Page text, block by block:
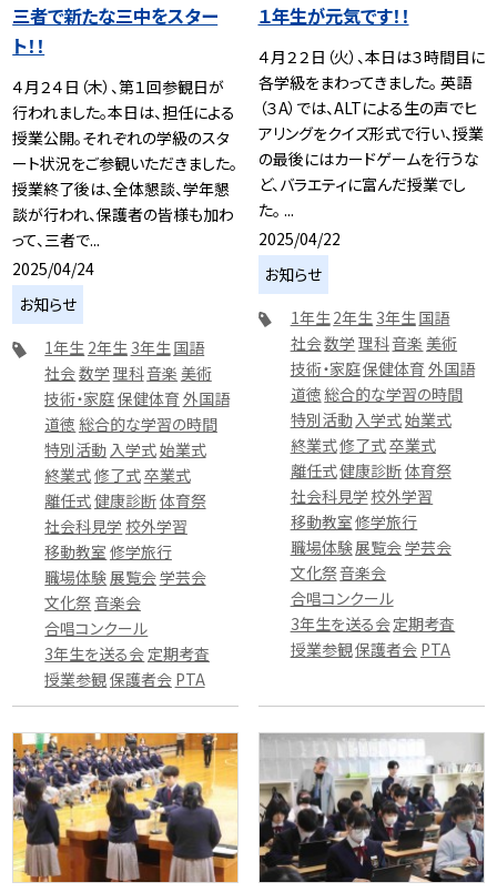
三者で新たな三中をスター
ト！！
４月２４日（木）、第１回参観日が
行われました。本日は、担任による
授業公開。それぞれの学級のスタ
ート状況をご参観いただきました。
授業終了後は、全体懇談、学年懇
談が行われ、保護者の皆様も加わ
って、三者で...
2025/04/24
お知らせ
1年生 2年生 3年生 国語
社会数学 理科音楽 美術
技術・家庭保健体育 外国語
道徳 総合的な学習の時間
特別活動 入学式始業式
終業式修了式卒業式
離任式健康診断体育祭
社会科見学 校外学習
移動教室 修学旅行
職場体験 展覧会学芸会
文化祭音楽会
合唱コンクール
3年生を送る会 定期考査
授業参観保護者会 PTA
１年生が元気です！！
４月２２日（火）、本日は３時間目に
各学級をまわってきました。 英語
（３A）では、ALTによる生の声でヒ
アリングをクイズ形式で行い、授業
の最後にはカードゲームを行うな
ど、バラエティに富んだ授業でし
た。 ...
2025/04/22
お知らせ
1年生 2年生 3年生 国語
社会数学 理科音楽 美術
技術・家庭保健体育 外国語
道徳総合的な学習の時間
特別活動 入学式始業式
終業式修了式卒業式
離任式健康診断体育祭
社会科見学 校外学習
移動教室修学旅行
職場体験展覧会学芸会
文化祭音楽会
合唱コンクール
3年生を送る会定期考査
授業参観保護者会 PTA